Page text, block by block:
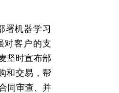
机器学习
对客户的支
坚时宣布部
和交易，帮
同审查、并